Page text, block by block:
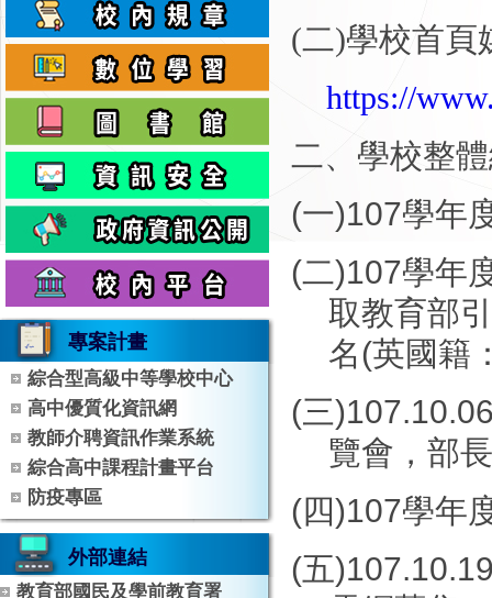
專案計畫
綜合型高級中等學校中心
高中優質化資訊網
教師介聘資訊作業系統
綜合高中課程計畫平台
防疫專區
外部連結
教育部國民及學前教育署
(二)學校首頁
https://
二、學校整
(一)107學年
(二)107學年
取教育部
名 (英國籍
(三
覽會，部
(四)107學年
(五